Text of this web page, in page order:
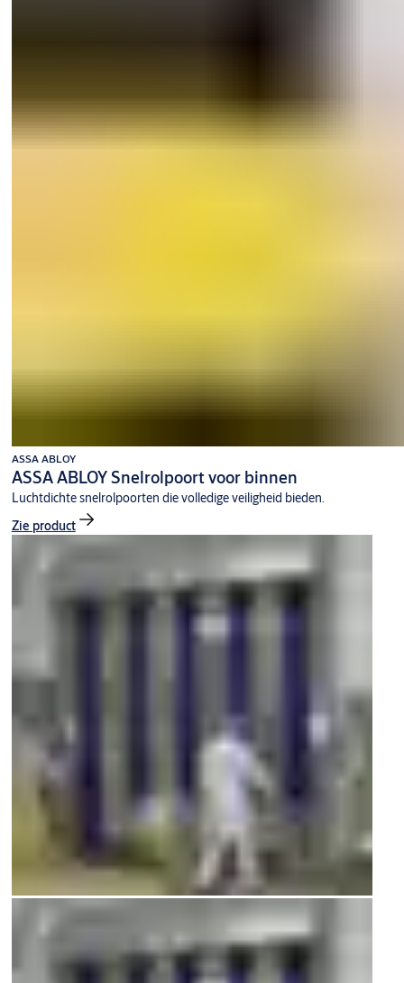
ASSA ABLOY
ASSA ABLOY Snelrolpoort voor binnen
Luchtdichte snelrolpoorten die volledige veiligheid bieden.
Zie product